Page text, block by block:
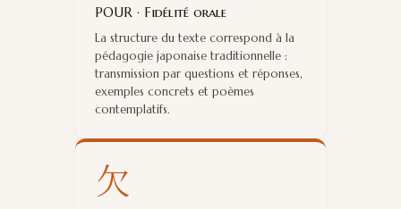
POUR · Fidélité orale
La structure du texte correspond à la
pédagogie japonaise traditionnelle :
transmission par questions et réponses,
exemples concrets et poèmes
contemplatifs.
欠